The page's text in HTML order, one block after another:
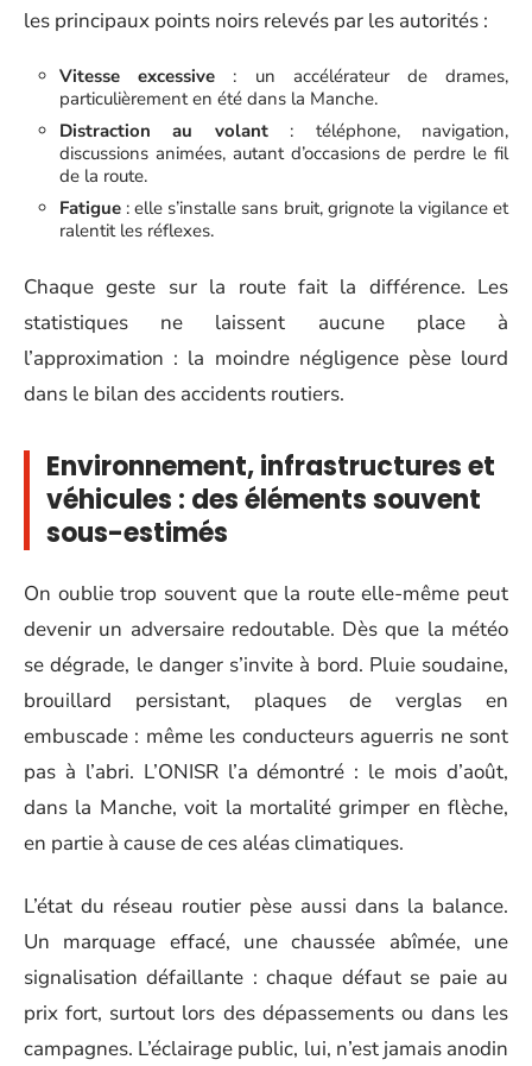
les principaux points noirs relevés par les autorités :
Vitesse excessive : un accélérateur de drames,
particulièrement en été dans la Manche.
Distraction au volant: téléphone, navigation,
discussions animées, autant d’occasions de perdre le fil
de la route.
Fatigue : elle s’installe sans bruit, grignote la vigilance et
ralentit les réflexes.
Chaque geste sur la route fait la différence. Les
statistiques ne laissent aucune place à
l’approximation : la moindre négligence pèse lourd
dans le bilan des accidents routiers.
Environnement, infrastructures et
véhicules : des éléments souvent
sous-estimés
On oublie trop souvent que la route elle-même peut
devenir un adversaire redoutable. Dès que la météo
se dégrade, le danger s’invite à bord. Pluie soudaine,
brouillard persistant, plaques de verglas en
embuscade : même les conducteurs aguerris ne sont
pas à l’abri. L’ONISR l’a démontré : le mois d’août,
dans la Manche, voit la mortalité grimper en flèche,
en partie à cause de ces aléas climatiques.
L’état du réseau routier pèse aussi dans la balance.
Un marquage effacé, une chaussée abîmée, une
signalisation défaillante : chaque défaut se paie au
prix fort, surtout lors des dépassements ou dans les
campagnes. L’éclairage public, lui, n’est jamais anodin